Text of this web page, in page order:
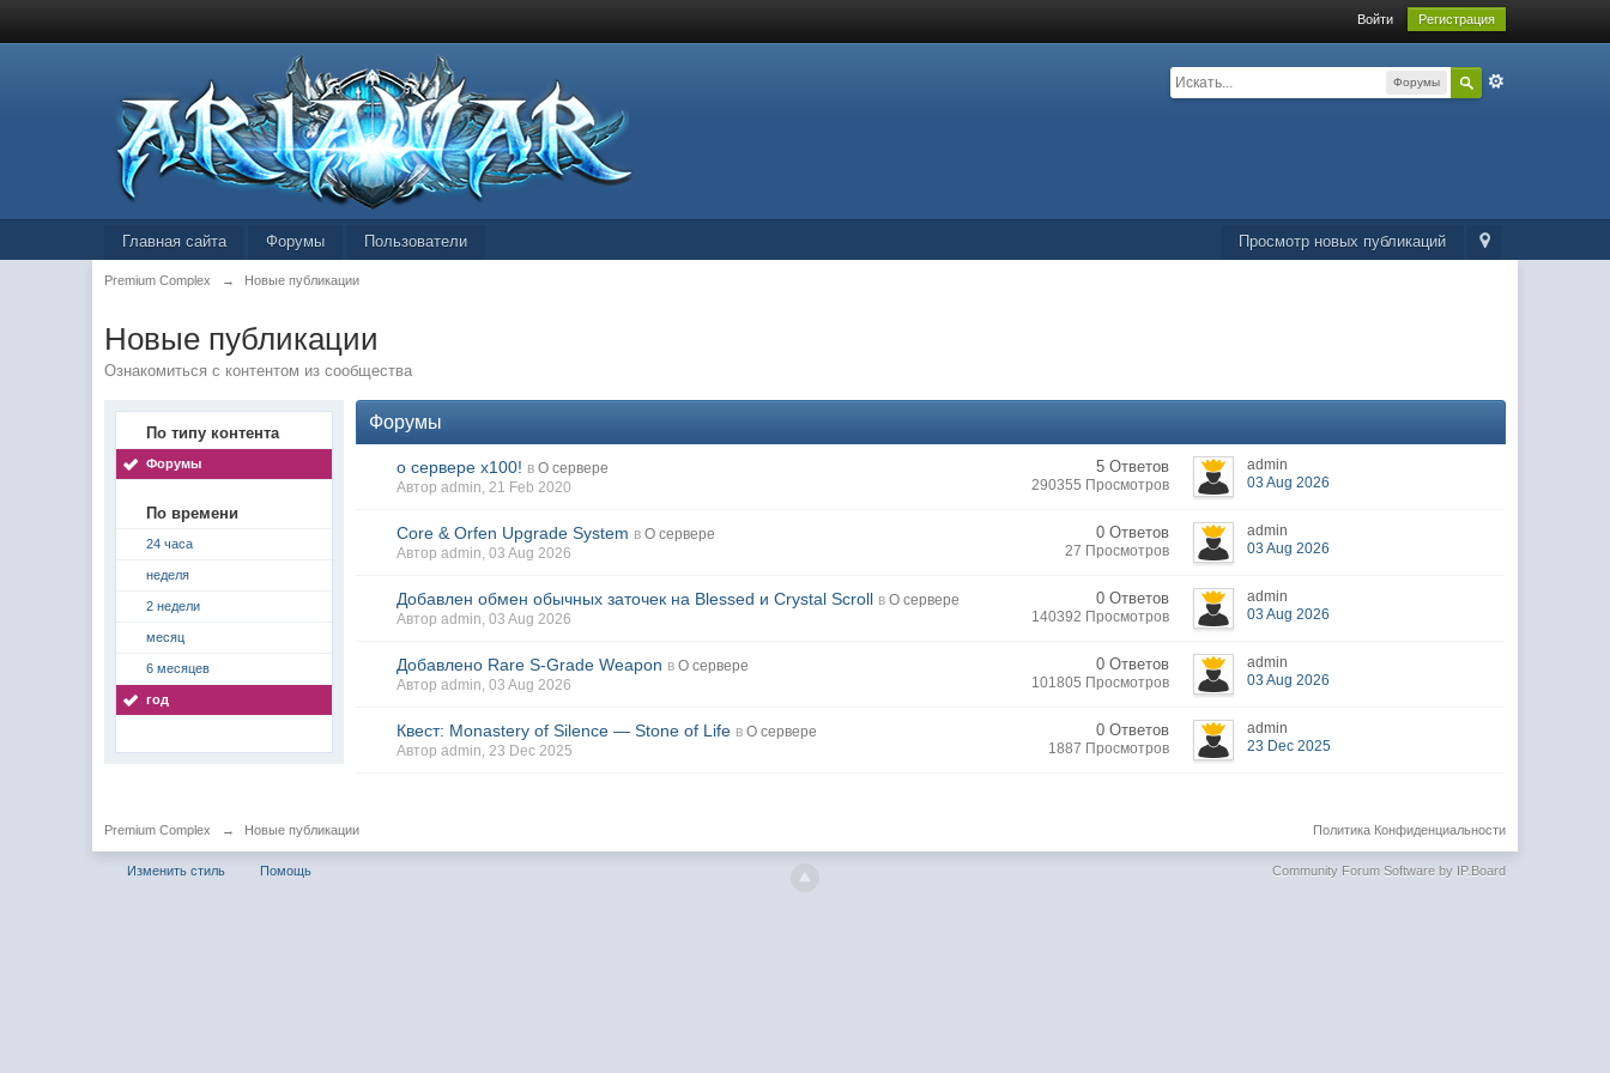
Войти Регистрация
Форумы
Просмотр новых публикаций
Главная сайта Форумы Пользователи
Premium Complex → Новые публикации
Новые публикации
Ознакомиться с контентом из сообщества
По типу контента
Форумы
По времени
24 часа
неделя
2 недели
месяц
6 месяцев
год
Форумы
о сервере x100! в О сервере
Автор admin, 21 Feb 2020
5 Ответов
290355 Просмотров
admin
03 Aug 2026
Core & Orfen Upgrade System в О сервере
Автор admin, 03 Aug 2026
0 Ответов
27 Просмотров
admin
03 Aug 2026
Добавлен обмен обычных заточек на Blessed и Crystal Scroll в О сервере
Автор admin, 03 Aug 2026
0 Ответов
140392 Просмотров
admin
03 Aug 2026
Добавлено Rare S-Grade Weapon в О сервере
Автор admin, 03 Aug 2026
0 Ответов
101805 Просмотров
admin
03 Aug 2026
Квест: Monastery of Silence — Stone of Life в О сервере
Автор admin, 23 Dec 2025
0 Ответов
1887 Просмотров
admin
23 Dec 2025
Premium Complex → Новые публикации Политика Конфиденциальности
Изменить стиль Помощь Community Forum Software by IP.Board